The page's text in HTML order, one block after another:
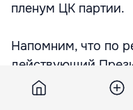
пленум ЦК партии.
Напомним, что по
действующий
переизбран. Он